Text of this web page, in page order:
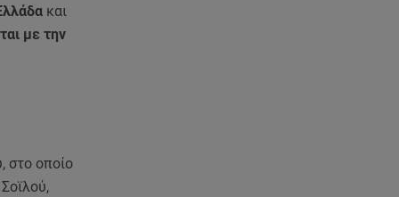
και
με την
στο οποίο